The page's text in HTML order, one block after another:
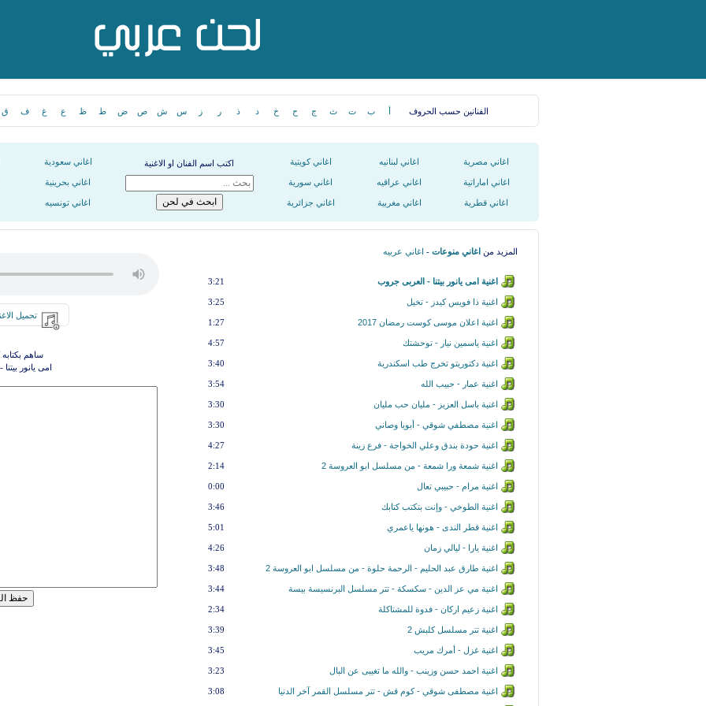
الفنانين حسب الحروف أ ب ت ث ج ح خ د ذ ر ز س ش ص ض ط ظ ع غ ف ق
اغاني مصرية اغاني لبنانيه اغاني كويتية اكتب اسم الفنان او الاغنية اغاني سعودية
اغاني اماراتية اغاني عراقيه اغاني سورية اغاني بحرينية
اغاني قطرية اغاني مغربية اغاني جزائرية اغاني تونسيه
المزيد من اغاني منوعات - اغاني عربيه
اغنية امى يانور بيتنا - العربى جروب 3:21
اغنية ذا فويس كيدز - تخيل 3:25
اغنية اعلان موسى كوست رمضان 2017 1:27
اغنية ياسمين نيار - توحشتك 4:57
اغنية دكتوريتو تخرج طب اسكندرية 3:40
اغنية عمار - حبيب الله 3:54
اغنية باسل العزيز - مليان حب مليان 3:30
اغنية مصطفي شوقي - أبويا وصاني 3:30
اغنية حودة بندق وعلي الخواجة - فرع زينة 4:27
اغنية شمعة ورا شمعة - من مسلسل ابو العروسة 2 2:14
اغنية مرام - حبيبي تعال 0:00
اغنية الطوخي - وإنت بتكتب كتابك 3:46
اغنية قطر الندى - هونها ياعمري 5:01
اغنية يارا - ليالي زمان 4:26
اغنية طارق عبد الحليم - الرحمة حلوة - من مسلسل ابو العروسة 2 3:48
اغنية مي عز الدين - سكسكة - تتر مسلسل البرنسيسة بيسة 3:44
اغنية زعيم اركان - فدوة للمشتاكلة 2:34
اغنية تتر مسلسل كلبش 2 3:39
اغنية غزل - أمرك مريب 3:45
اغنية احمد حسن وزينب - والله ما تغيبى عن البال 3:23
اغنية مصطفى شوقي - كوم قش - تتر مسلسل القمر آخر الدنيا 3:08
تحميل
ساهم بكتابه
امى يانور